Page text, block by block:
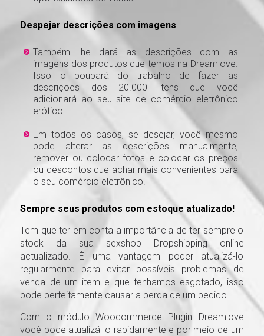
Despejar descrições com imagens
Também lhe dará as descrições com as
imagens dos produtos que temos na Dreamlove.
Isso o poupará do trabalho de fazer as
descrições dos 20.000 itens que você
adicionará ao seu site de comércio eletrônico
erótico.
Em todos os casos, se desejar, você mesmo
pode alterar as descrições manualmente,
remover ou colocar fotos e colocar os preços
ou descontos que achar mais convenientes para
o seu comércio eletrônico.
Sempre seus produtos com estoque atualizado!
Tem que ter em conta a importância de ter sempre o
stock da sua sexshop Dropshipping online
actualizado. É uma vantagem poder atualizá-lo
regularmente para evitar possíveis problemas de
venda de um item e que tenhamos esgotado, isso
pode perfeitamente causar a perda de um pedido.
Com o módulo Woocommerce Plugin Dreamlove
você pode atualizá-lo rapidamente e por meio de um